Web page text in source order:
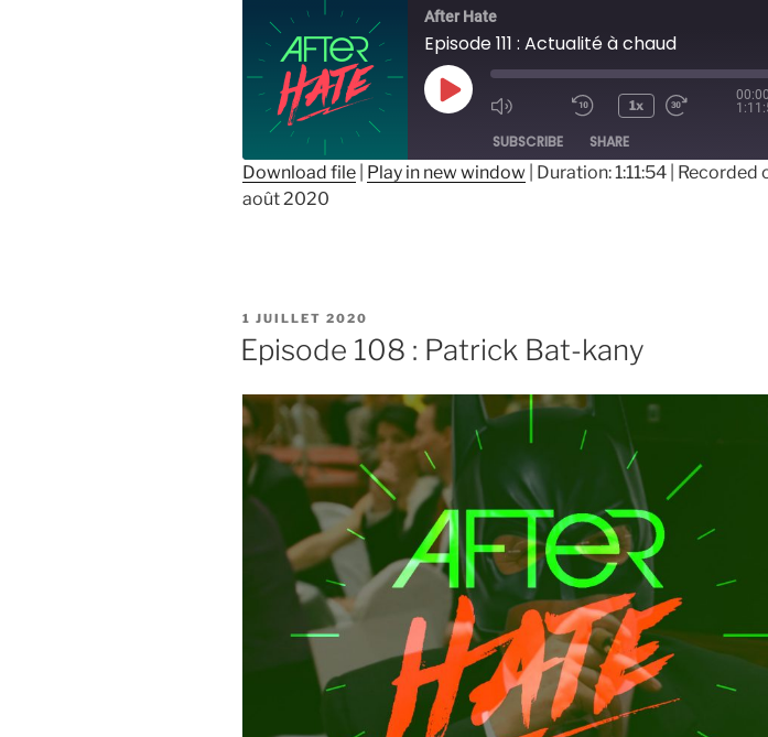
After Hate
Episode 111 : Actualité à chaud
Play
1x
00:00
SUBSCRIBE SHARE
SHARE
Download file Play in new window Duration: 1:11:54 Recorded
août 2020
PUBLIÉ
LE
1 JUILLET 2020
Episode 108 : Patrick Bat-kany